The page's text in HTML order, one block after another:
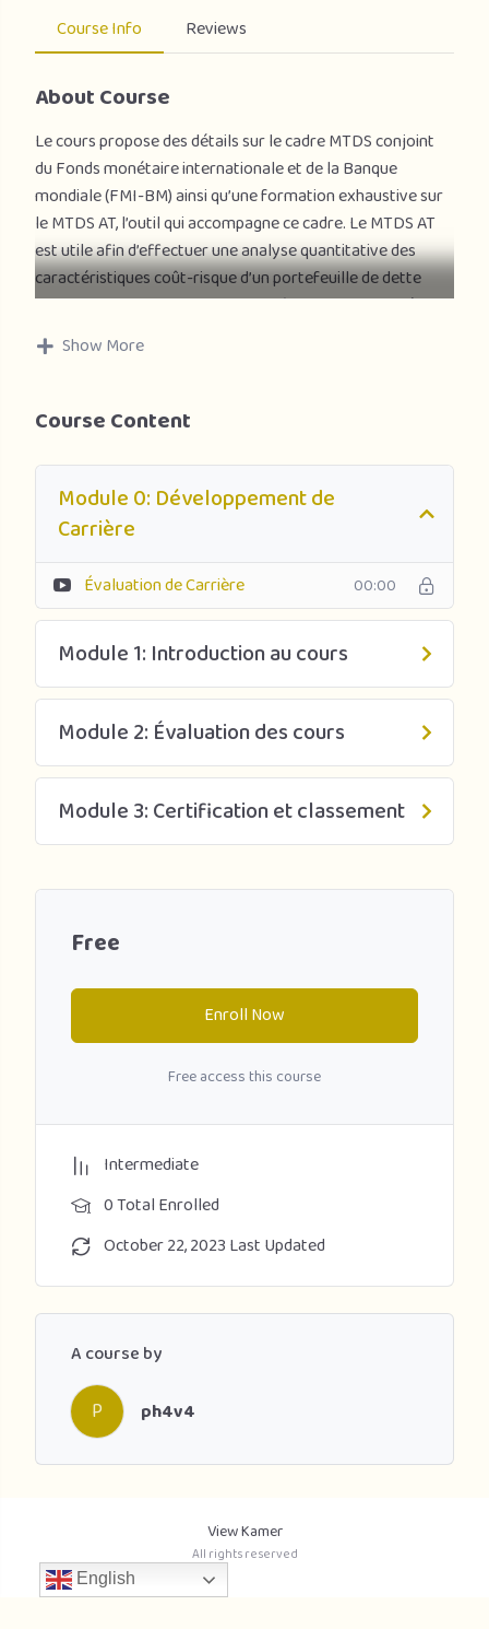
Course Info Reviews
About Course
Le cours propose des détails sur le cadre MTDS conjoint
du Fonds monétaire internationale et de la Banque
mondiale (FMI-BM) ainsi qu’une formation exhaustive sur
le MTDS AT, l’outil qui accompagne ce cadre. Le MTDS AT
est utile afin d’effectuer une analyse quantitative des
caractéristiques coût-risque d’un portefeuille de dette
existant ainsi que les arbitrages coût-risque de stratégies
de financement alternatives. Les participants apprendront
à élaborer des stratégies de financement en tenant
des principaux indicateurs macroéconomiques et de
leurs liens avec le cadre macroéconomique à moyen
terme plus général, y compris avec la viabilité de la dette.
marchés monétaires et de capitaux (MCM) du FMI et son
Institut pour le développement des capacités, en
collaboration avec la Banque mondiale, et par le
Mécanisme de gestion de la dette (MGD).
Show More
Course Content
Module 0: Développement de
Carrière
Évaluation de Carrière 00:00
Module 1: Introduction au cours
Module 2: Évaluation des cours
Module 3: Certification et classement
Free
Enroll Now
Free access this course
Intermediate
0 Total Enrolled
October 22, 2023 Last Updated
A course by
P ph4v4
View Kamer
All rights reserved
English